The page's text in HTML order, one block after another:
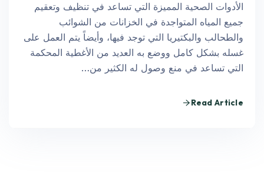
الأدوات الصحية المميزة التي تساعد في تنظيف وتعقيم
جميع المياه المتواجدة في الخزانات من الشوائب
والطحالب والبكتيريا التي توجد فيها، وأيضاً يتم العمل على
غسله بشكل كامل ووضع به العديد من الأغطية المحكمة
التي تساعد في منع وصول له الكثير من…
Read Article